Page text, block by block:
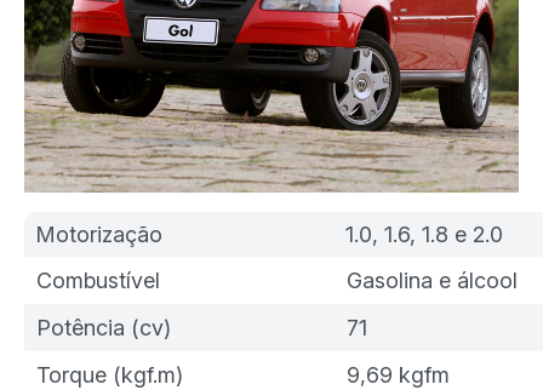
Motorização
1.0, 1.6, 1.8 e 2.0
Combustível
Gasolina e álcool
Potência (cv)
71
Torque (kgf.m)
9,69 kgfm